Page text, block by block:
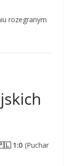
rozegranym
1:0 (Puchar